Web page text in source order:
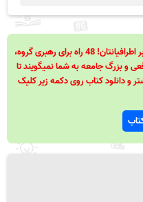
48 قانون قدرت! 48 فرمول برای تسلط کامل بر اطرافیانتان! 48 راه برای رهبری گروه،
که رهبران واقعی و بزرگ جامعه به شما نمیگویند تا
و دانلود کتاب روی دکمه زیر کلیک